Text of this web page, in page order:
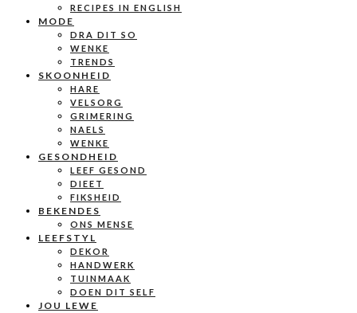
RECIPES IN ENGLISH
MODE
DRA DIT SO
WENKE
TRENDS
SKOONHEID
HARE
VELSORG
GRIMERING
NAELS
WENKE
GESONDHEID
LEEF GESOND
DIEET
FIKSHEID
BEKENDES
ONS MENSE
LEEFSTYL
DEKOR
HANDWERK
TUINMAAK
DOEN DIT SELF
JOU LEWE